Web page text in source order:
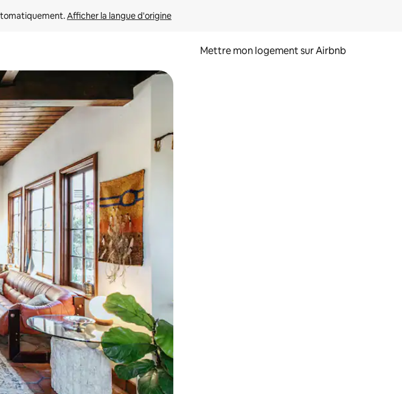
Afficher la langue d'origine
Mettre mon logement sur Airbnb
ou en appuyant et en faisant glisser.